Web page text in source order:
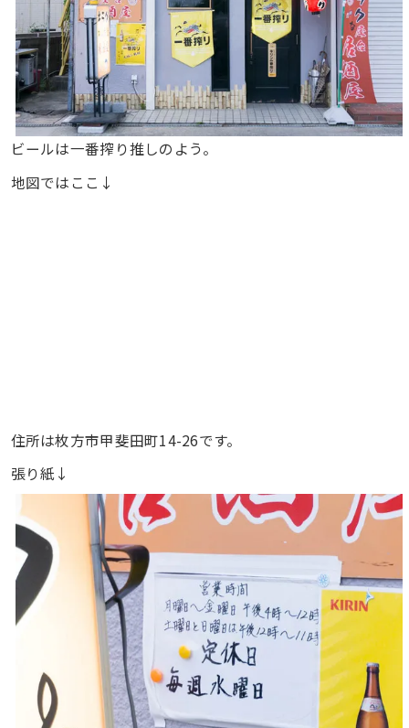
ビールは一番搾り推しのよう。
地図ではここ↓
住所は枚方市甲斐田町14-26です。
張り紙↓